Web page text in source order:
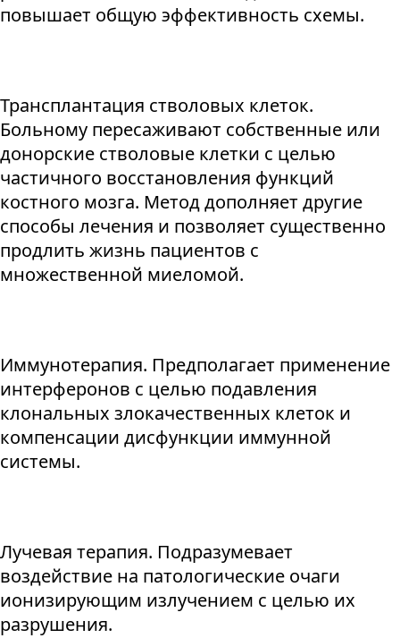
повышает общую эффективность схемы.
Трансплантация стволовых клеток.
Больному пересаживают собственные или
донорские стволовые клетки с целью
частичного восстановления функций
костного мозга. Метод дополняет другие
способы лечения и позволяет существенно
продлить жизнь пациентов с
множественной миеломой.
Иммунотерапия. Предполагает применение
интерферонов с целью подавления
клональных злокачественных клеток и
компенсации дисфункции иммунной
системы.
Лучевая терапия. Подразумевает
воздействие на патологические очаги
ионизирующим излучением с целью их
разрушения.